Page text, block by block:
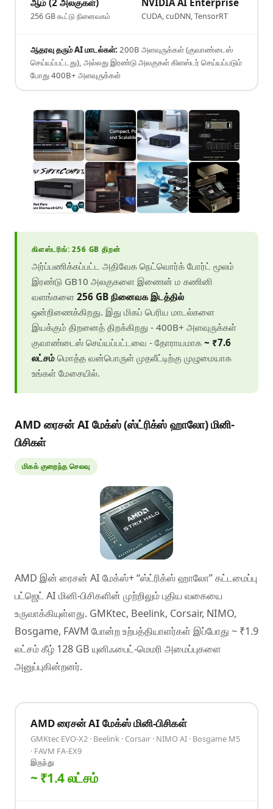
256 GB கூட்டு நினைவகம் CUDA, cuDNN, TensorRT
ஆதரவு தரும் AI மாடல்கள்: 200B அளவுருக்கள் (குவாண்டைஸ்
செய்யப்பட்டது), அல்லது இரண்டு அலகுகள் கிளஸ்டர் செய்யப்படும்
போது 400B+ அளவுருக்கள்
கிளஸ்டரிங்: 256 GB திறன்
அர்ப்பணிக்கப்பட்ட அதிவேக நெட்வொர்க் போர்ட் மூலம்
இரண்டு GB10 அலகுகளை இணைன் ம கணினி
வளங்களை 256 GB நினைவக இடத்தில்
ஒன்றிணைக்கிறது. இது மிகப் பெரிய மாடல்களை
இயக்கும் திறனைத் திறக்கிறது - 400B+ அளவுருக்கள்
குவாண்டைஸ் செய்யப்பட்டவை - தோராயமாக ~ ₹7.6
லட்சம் மொத்த வன்பொருள் முதலீட்டிற்கு முழுமையாக
உங்கள் மேசையில்.
AMD ரைசன் AI மேக்ஸ் (ஸ்ட்ரிக்ஸ் ஹாலோ) மினி-
பிசிகள்
மிகக் குறைந்த செலவு
AMD இன் ரைசன் AI மேக்ஸ்+ ஸ்ட்ரிக்ஸ் ஹாலோ கட்டமைப்பு
பட்ஜெட் AI மினி-பிசிகளின் முற்றிலும் புதிய வகையை
உருவாக்கியுள்ளது. GMKtec, Beelink, Corsair, NIMO,
Bosgame, FAVM போன்ற உற்பத்தியாளர்கள் இப்போது ~ ₹1.9
லட்சம் கீழ் 128 GB யுனிஃபைட்-மெமரி அமைப்புகளை
அனுப்புகின்றனர்.
AMD ரைசன் AI மேக்ஸ் மினி-பிசிகள்
GMKtec EVO-X2 · Beelink · Corsair · NIMO AI · Bosgame M5
· FAVM FA-EX9
இருந்து
~ ₹1.4 லட்சம்